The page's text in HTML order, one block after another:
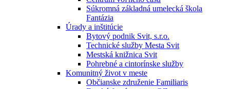
Súkromná základná umelecká škola
Fantázia
Úrady a inštitúcie
Bytový podnik Svit, s.r.o.
Technické služby Mesta Svit
Mestská knižnica Svit
Pohrebné a cintorínske služby
Komunitný život v meste
Občianske združenie Familiaris